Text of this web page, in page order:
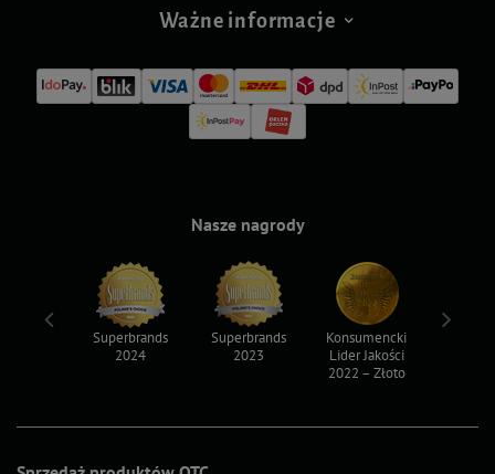
Ważne informacje
Nasze nagrody
Superbrands
2024
Superbrands
2023
Konsumencki
Lider Jakości
2022 – Złoto